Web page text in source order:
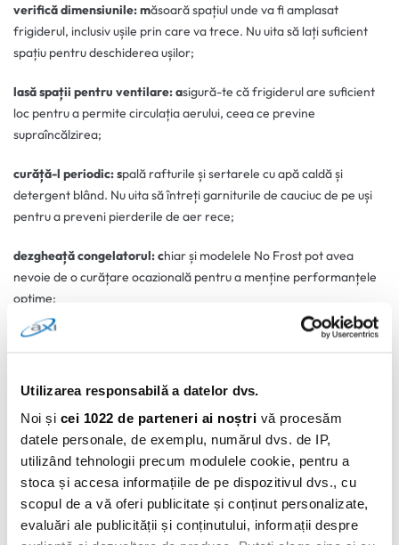
Utilizarea responsabilă a datelor dvs.
Noi și cei 1022 de parteneri ai noștri vă procesăm
datele personale, de exemplu, numărul dvs. de IP,
utilizând tehnologii precum modulele cookie, pentru a
stoca și accesa informațiile de pe dispozitivul dvs., cu
scopul de a vă oferi publicitate și conținut personalizate,
evaluări ale publicității și conținutului, informații despre
verifică dimensiunile: măsoară spațiul unde va fi amplasat
frigiderul, inclusiv ușile prin care va trece. Nu uita să lați suficient
spațiu pentru deschiderea ușilor;
lasă spații pentru ventilare: asigură-te că frigiderul are suficient
loc pentru a permite circulația aerului, ceea ce previne
supraîncălzirea;
curăță-l periodic: spală rafturile și sertarele cu apă caldă și
detergent blând. Nu uita să întreți garniturile de cauciuc de pe uși
pentru a preveni pierderile de aer rece;
dezgheață congelatorul: chiar și modelele No Frost pot avea
nevoie de o curățare ocazională pentru a menține performanțele
optime;
Vrei să beneficiezi de avantaje suplimentare?
Aplică pentru cardul
Un frigider întreținut corespunzător va funcționa eficient și va
avea o durată de viață mai lungă. De asemenea, poți prelungi
durata de funcționare prin evitarea supraîncărcării sau prin
depozitarea corectă a alimentelor.
Alegerea frigiderului ideal pentru familia ta implică o combinație